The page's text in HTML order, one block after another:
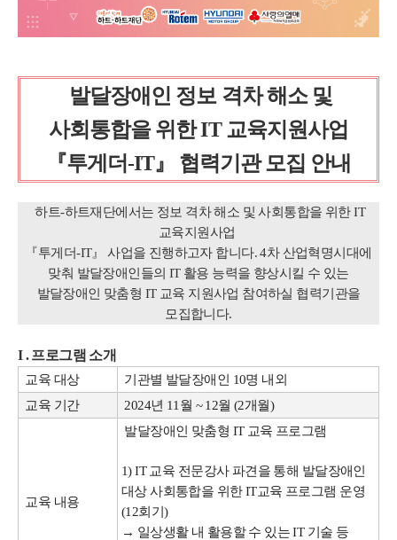
발달장애인 정보 격차 해소 및
사회통합을 위한 IT 교육지원사업
『투게더-IT』 협력기관 모집 안내
하트-하트재단에서는 정보 격차 해소 및 사회통합을 위한 IT
교육지원사업
『투게더-IT』 사업을 진행하고자 합니다. 4차 산업혁명시대에
맞춰 발달장애인들의 IT 활용 능력을 향상시킬 수 있는
발달장애인 맞춤형 IT 교육 지원사업 참여하실 협력기관을
모집합니다.
I . 프로그램 소개
교육 대상
기관별 발달장애인 10명 내외
교육 기간
2024년 11월 ~ 12월 (2개월)
교육 내용
발달장애인 맞춤형 IT 교육 프로그램
1) IT 교육 전문강사 파견을 통해 발달장애인
대상 사회통합을 위한 IT교육 프로그램 운영
(12회기)
→ 일상생활 내 활용할 수 있는 IT 기술 등